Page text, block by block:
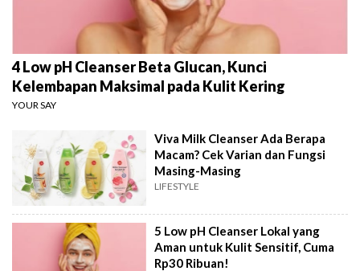
4 Low pH Cleanser Beta Glucan, Kunci
Kelembapan Maksimal pada Kulit Kering
YOUR SAY
Viva Milk Cleanser Ada Berapa
Macam? Cek Varian dan Fungsi
Masing-Masing
LIFESTYLE
5 Low pH Cleanser Lokal yang
Aman untuk Kulit Sensitif, Cuma
Rp30 Ribuan!